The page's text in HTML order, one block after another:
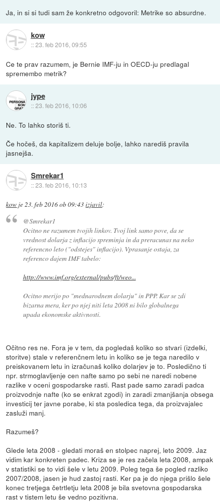
Ja, in si si tudi sam že konkretno odgovoril: Metrike so absurdne.
kow
::23. feb 2016, 09:55
Ce te prav razumem, je Bernie IMF-ju in OECD-ju predlagal
spremembo metrik?
jype
::23. feb 2016, 10:06
Ne. To lahko storiš ti.
Če hočeš, da kapitalizem deluje bolje, lahko narediš pravila
jasnejša.
Smrekar1
::23. feb 2016, 10:13
kow je23. feb 2016 ob 09:43izjavil:
@Smrekar1
Ocitno ne razumem tvojih linkov. Tvoj link samo pove, da se
vrednost dolarja z inflacijo spreminja in da preracunas na neko
referencno leto ("odstejes" inflacijo). Vprasanje ostaja, za
referenco dajem IMF tabelo:
http://www.imf.org/external/pubs/ft/weo...
Ocitno merijo po "mednarodnem dolarju" in PPP. Kar se zdi
bizarna mera, ker po njej niti leta 2008 ni bilo globalnega
upada ekonomske aktivnosti.
Očitno res ne. Fora je v tem, da pogledaš koliko so stvari (izdelki,
storitve) stale v referenčnem letu in koliko se je tega naredilo v
preiskovanem letu in izračunaš koliko dolarjev je to. Posledično ti
npr. strmoglavljenje cen nafte samo po sebi ne naredi nobene
razlike v oceni gospodarske rasti. Rast pade samo zaradi padca
proizvodnje nafte (ko se enkrat zgodi) in zaradi zmanjšanja obsega
investicij ter javne porabe, ki sta posledica tega, da proizvajalec
zasluži manj.
Razumeš?
Glede leta 2008 - gledati moraš en stolpec naprej, leto 2009. Jaz
vidim kar konkreten padec. Kriza se je res začela leta 2008, ampak
v statistiki se to vidi šele v letu 2009. Poleg tega še pogled razliko
2007/2008, jasen je hud zastoj rasti. Ker pa je do njega prišlo šele
konec tretjega četrtletju leta 2008 je bila svetovna gospodarska
rast v tistem letu še vedno pozitivna.